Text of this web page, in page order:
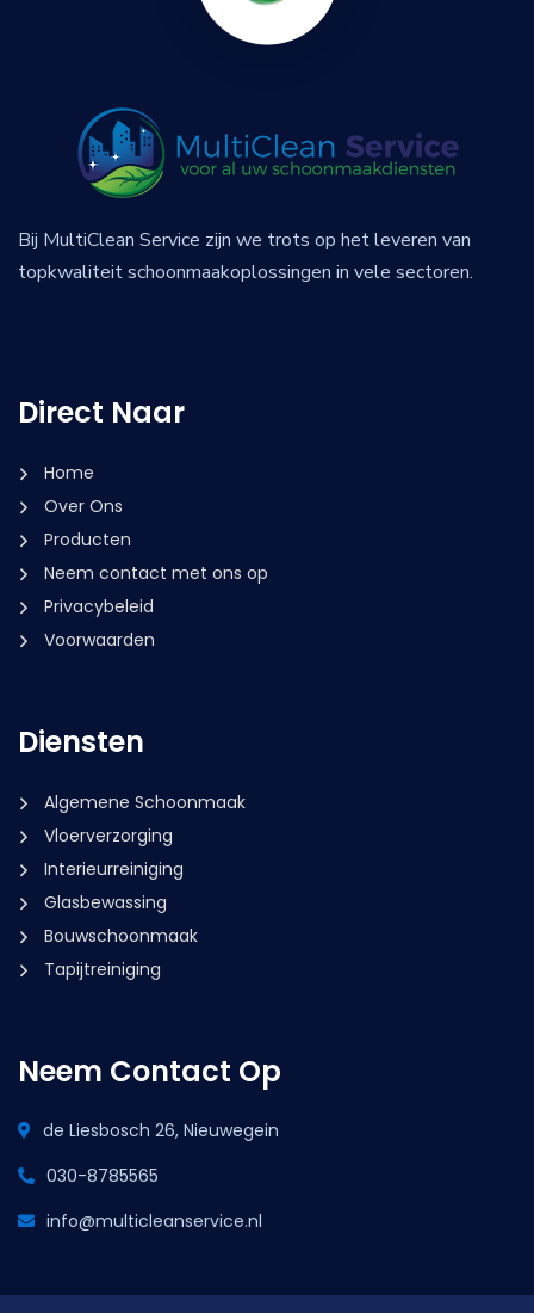
Bij MultiClean Service zijn we trots op het leveren van
topkwaliteit schoonmaakoplossingen in vele sectoren.
Direct Naar
Home
Over Ons
Producten
Neem contact met ons op
Privacybeleid
Voorwaarden
Diensten
Algemene Schoonmaak
Vloerverzorging
Interieurreiniging
Glasbewassing
Bouwschoonmaak
Tapijtreiniging
Neem Contact Op
de Liesbosch 26, Nieuwegein
030-8785565
info@multicleanservice.nl